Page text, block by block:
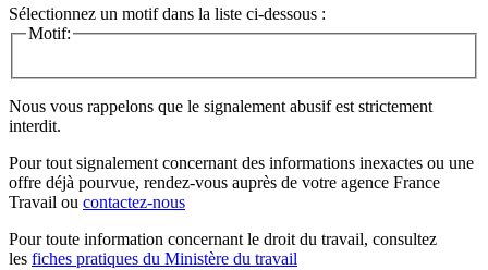
Sélectionnez un motif dans la liste ci-dessous :
Motif:
Nous vous rappelons que le signalement abusif est strictement
interdit.
Pour tout signalement concernant des informations inexactes ou une
offre déjà pourvue, rendez-vous auprès de votre agence France
Travail ou contactez-nous
Pour toute information concernant le droit du travail, consultez
les fiches pratiques du Ministère du travail